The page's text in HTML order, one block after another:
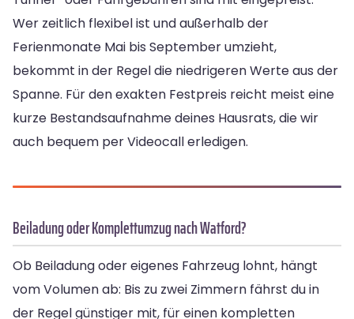
Wer zeitlich flexibel ist und außerhalb der
Ferienmonate Mai bis September umzieht,
bekommt in der Regel die niedrigeren Werte aus der
Spanne. Für den exakten Festpreis reicht meist eine
kurze Bestandsaufnahme deines Hausrats, die wir
auch bequem per Videocall erledigen.
Beiladung oder Komplettumzug nach Watford?
Ob Beiladung oder eigenes Fahrzeug lohnt, hängt
vom Volumen ab: Bis zu zwei Zimmern fährst du in
der Regel günstiger mit, für einen kompletten